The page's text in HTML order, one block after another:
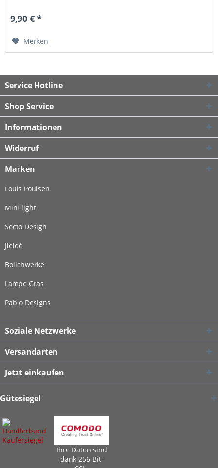
9,90 € *
Merken
Service Hotline
Shop Service
Informationen
Widerruf
Marken
Louis Poulsen
Mini light
Secto Design
Jieldé
Bolichwerke
Lampe Gras
Pablo Designs
Soziale Netzwerke
Versandarten
Jetzt einkaufen
Gütesiegel
Ihre Daten sind
dank 256-Bit-